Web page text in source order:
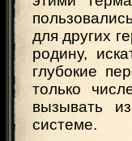
для других
родину,
глубокие
только
вызывать
системе.